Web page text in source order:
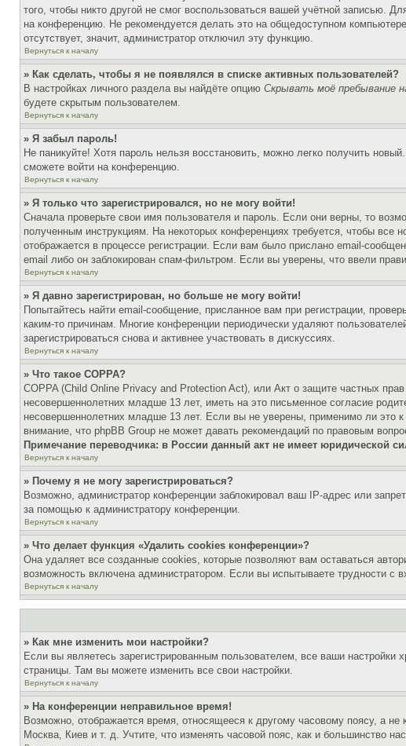
того, чтобы никто другой не смог воспользоваться вашей учётной записью.
на конференцию. Не рекомендуется делать это на общедоступном
отсутствует, значит, администратор отключил эту функцию.
Вернуться к началу
» Как сделать, чтобы я не появлялся в списке активных пользователей?
В настройках личного раздела вы найдёте опцию Скрывать моё пребывание
будете скрытым пользователем.
Вернуться к началу
» Я забыл пароль!
Не паникуйте! Хотя пароль нельзя восстановить, можно легко получить
сможете войти на конференцию.
Вернуться к началу
» Я только что зарегистрировался, но не могу войти!
Сначала проверьте свои имя пользователя и пароль. Если они верны, то
полученным инструкциям. На некоторых конференциях требуется, чтобы
отображается в процессе регистрации. Если вам было прислано email-
email либо он заблокирован спам-фильтром. Если вы уверены, что ввели
Вернуться к началу
» Я давно зарегистрирован, но больше не могу войти!
Попытайтесь найти email-сообщение, присланное вам при регистрации,
каким-то причинам. Многие конференции периодически удаляют
зарегистрироваться снова и активнее участвовать в дискуссиях.
Вернуться к началу
» Что такое COPPA?
COPPA (Child Online Privacy and Protection Act), или Акт о защите частных
несовершеннолетних младше 13 лет, иметь на это письменное согласие
несовершеннолетних младше 13 лет. Если вы не уверены, применимо ли это
внимание, что phpBB Group не может давать рекомендаций по правовым
Примечание переводчика: в России данный акт не имеет юридической
Вернуться к началу
» Почему я не могу зарегистрироваться?
Возможно, администратор конференции заблокировал ваш IP-адрес или
за помощью к администратору конференции.
Вернуться к началу
» Что делает функция «Удалить cookies конференции»?
Она удаляет все созданные cookies, которые позволяют вам оставаться
возможность включена администратором. Если вы испытываете трудности
Вернуться к началу
» Как мне изменить мои настройки?
Если вы являетесь зарегистрированным пользователем, все ваши
страницы. Там вы можете изменить все свои настройки.
Вернуться к началу
» На конференции неправильное время!
Возможно, отображается время, относящееся к другому часовому поясу, а
Москва, Киев и т. д. Учтите, что изменять часовой пояс, как и большинство